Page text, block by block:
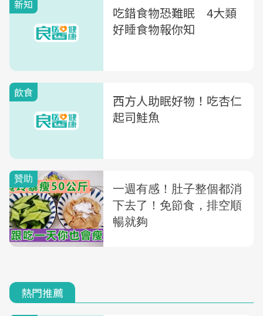
新知
吃錯食物恐難眠 4大類
好睡食物報你知
飲食
西方人助眠好物！吃杏仁
起司鮭魚
熱門推薦